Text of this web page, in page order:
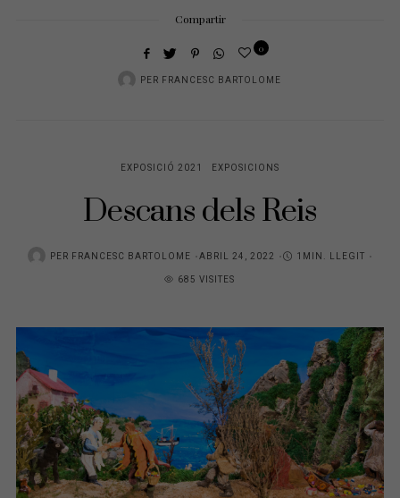
Compartir
PER FRANCESC BARTOLOME
0
EXPOSICIÓ 2021 EXPOSICIONS
Descans dels Reis
PER FRANCESC BARTOLOME
P
O
T
E
D
O
N
ABRIL 24, 2022
1MIN. LLEGIT
685 VISITES